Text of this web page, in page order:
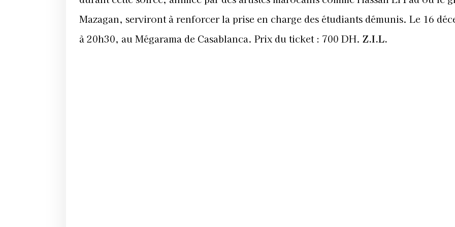
Mazagan, serviront à renforcer la prise en charge des étudiants démunis. Le 16
à 20h30, au Mégarama de Casablanca. Prix du ticket : 700 DH. Z.I.L.